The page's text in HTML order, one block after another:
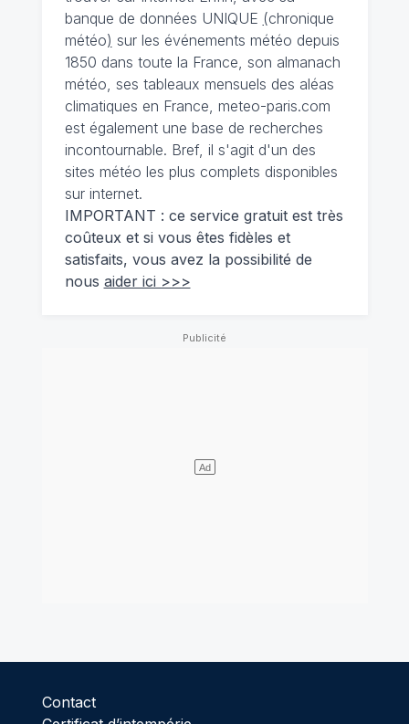
banque de données UNIQUE (chronique
météo) sur les événements météo depuis
1850 dans toute la France, son almanach
météo, ses tableaux mensuels des aléas
climatiques en France, meteo-paris.com
est également une base de recherches
incontournable. Bref, il s'agit d'un des
sites météo les plus complets disponibles
sur internet.
IMPORTANT : ce service gratuit est très
coûteux et si vous êtes fidèles et
satisfaits, vous avez la possibilité de
nous aider ici >>>
Contact